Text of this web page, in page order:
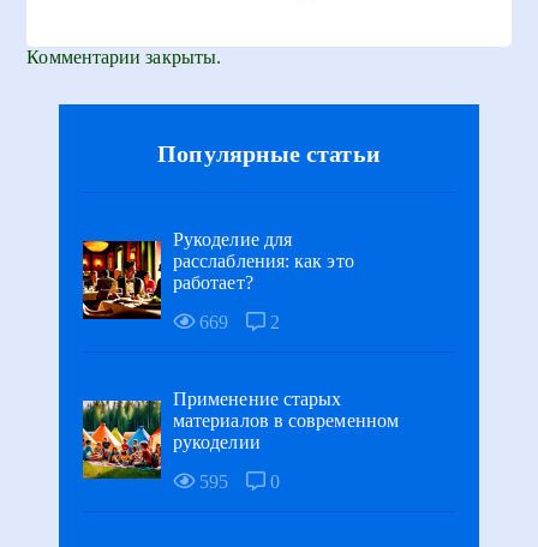
Комментарии закрыты.
Популярные статьи
Рукоделие для
расслабления: как это
работает?
669
2
Применение старых
материалов в современном
рукоделии
595
0